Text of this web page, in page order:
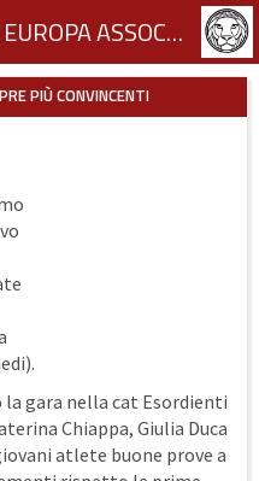
CENTRO SPORTIVO EUROPA ASSOCIAZIONE SPORTIVA DILETTANTISTICA
PIÙ CONVINCENTI
gara nella cat Esordienti
Chiappa, Giulia Duca
atlete buone prove a